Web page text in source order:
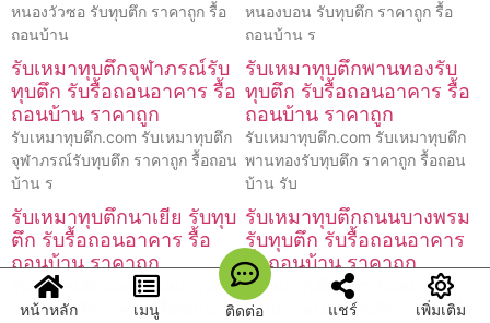
หนองวัวซอ รับทุบตึก ราคาถูก รื้อ
ถอนบ้าน
หนองบอน รับทุบตึก ราคาถูก รื้อ
ถอนบ้าน ร
รับเหมาทุบตึกจุฬาภรณ์รับ
ทุบตึก รับรื้อถอนอาคาร รื้อ
ถอนบ้าน ราคาถูก
รับเหมาทุบตึก.com รับเหมาทุบตึก
จุฬาภรณ์รับทุบตึก ราคาถูก รื้อถอน
บ้าน ร
รับเหมาทุบตึกพานทองรับ
ทุบตึก รับรื้อถอนอาคาร รื้อ
ถอนบ้าน ราคาถูก
รับเหมาทุบตึก.com รับเหมาทุบตึก
พานทองรับทุบตึก ราคาถูก รื้อถอน
บ้าน รับ
รับเหมาทุบตึกนาเยีย รับทุบ
ตึก รับรื้อถอนอาคาร รื้อ
ถอนบ้าน ราคาถูก
รับเหมาทุบตึก.com รับเหมาทุบตึก
นาเยีย ทุบตึก ราคาถูก รื้อถอนบ้าน
รับเหมาทุบตึกถนนบางพรม
รับทุบตึก รับรื้อถอนอาคาร
รื้อถอนบ้าน ราคาถูก
รับเหมาทุบตึก.com รับเหมาทุบตึก
ถนนบางพรม รับทุบตึก ราคาถูก รื้อ
หน้าหลัก เมนู ติดต่อ แชร์ เพิ่มเติม